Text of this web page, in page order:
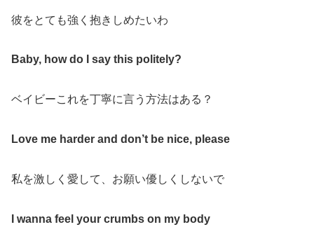
彼をとても強く抱きしめたいわ
Baby, how do I say this politely?
ベイビーこれを丁寧に言う方法はある？
Love me harder and don’t be nice, please
私を激しく愛して、お願い優しくしないで
I wanna feel your crumbs on my body